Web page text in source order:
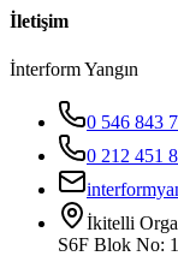
İletişim
İnterform Yangın
0 546 843
0 212 451
İkitelli
S6F Blok No: